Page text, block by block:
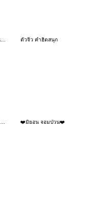
ตัวจิ๋ว คำฮิตสนุก
อู้กำเมือง (Ver.หนูโรส คิ้วเกิร์ล) ❤️มิยอน จอมป่วน❤️